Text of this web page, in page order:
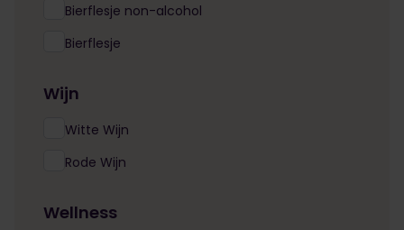
Bierflesje non-alcohol
Bierflesje
Wijn
Witte Wijn
Rode Wijn
Wellness